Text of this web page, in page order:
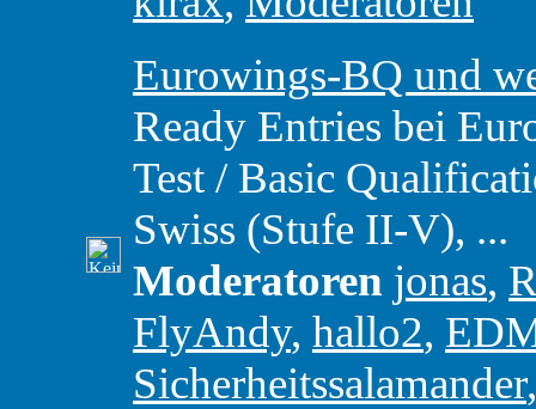
Eurowings-BQ und
Ready Entries bei
Test / Basic
Swiss (Stufe II-V), ...
Moderatoren jonas,
FlyAndy, hallo2,
Sicherheitssalamander